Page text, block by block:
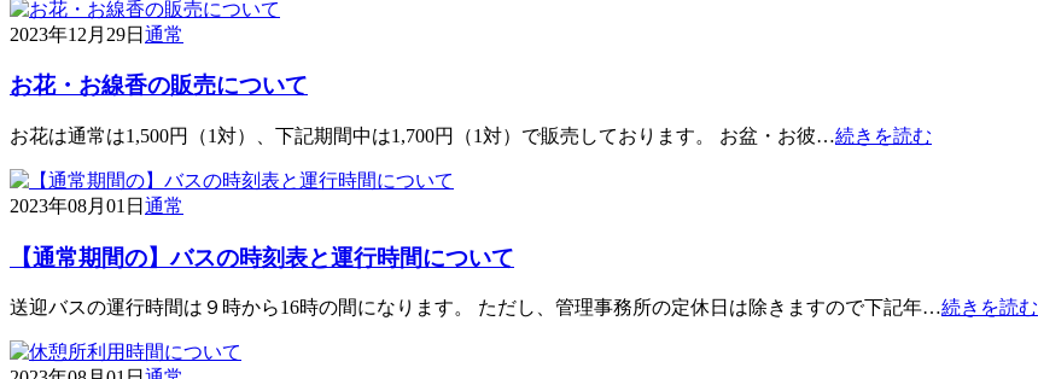
2023年12月29日 通常
お花・お線香の販売について
お花は通常は1,500円（1対）、下記期間中は1,700円（1対）で販売しております。 お盆・お彼…続きを読む
2023年08月01日 通常
【通常期間の】バスの時刻表と運行時間について
送迎バスの運行時間は９時から16時の間になります。 ただし、管理事務所の定休日は除きますので下記年…続きを読む